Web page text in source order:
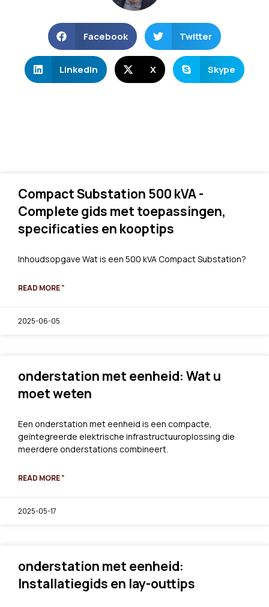
Facebook Twitter
LinkedIn X Skype
Compact Substation 500 kVA -
Complete gids met toepassingen,
specificaties en kooptips
Inhoudsopgave Wat is een 500 kVA Compact Substation?
READ MORE "
2025-06-05
onderstation met eenheid: Wat u
moet weten
Een onderstation met eenheid is een compacte,
geïntegreerde elektrische infrastructuuroplossing die
meerdere onderstations combineert.
READ MORE "
2025-05-17
onderstation met eenheid:
Installatiegids en lay-outtips